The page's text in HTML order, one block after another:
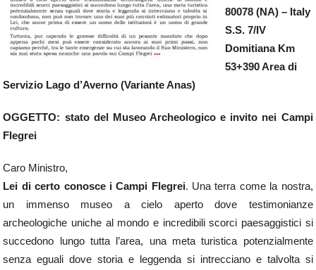
80078 (NA) – Italy
S.S. 7/IV
Domitiana Km
53+390 Area di
Servizio Lago d’Averno (Variante Anas)
OGGETTO: stato del Museo Archeologico e invito nei Campi
Flegrei
Caro Ministro,
Lei di certo conosce i Campi Flegrei. Una terra come la nostra,
un immenso museo a cielo aperto dove testimonianze
archeologiche uniche al mondo e incredibili scorci paesaggistici si
succedono lungo tutta l’area, una meta turistica potenzialmente
senza eguali dove storia e leggenda si intrecciano e talvolta si